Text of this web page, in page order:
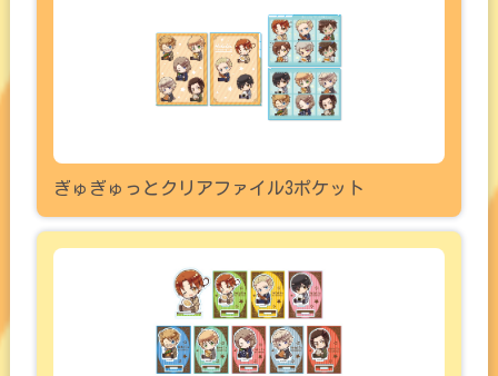
ぎゅぎゅっとクリアファイル3ポケット